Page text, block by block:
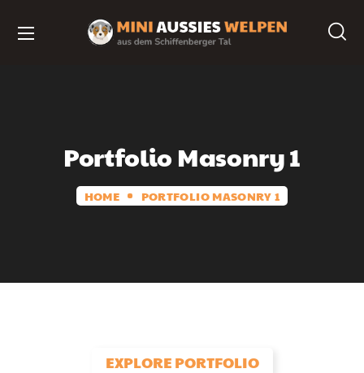
Portfolio Masonry 1
HOME PORTFOLIO MASONRY 1
EXPLORE PORTFOLIO